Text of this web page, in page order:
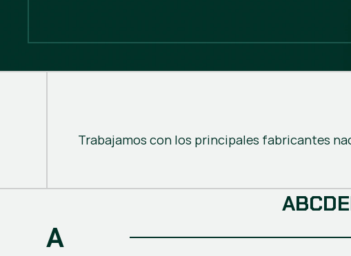
Trabajamos con los principales fabricantes
ABCDE
A